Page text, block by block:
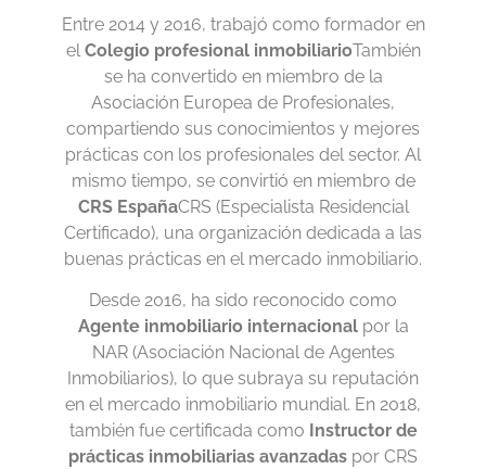
Entre 2014 y 2016, trabajó como formador en
elColegio profesional inmobiliarioTambién
se ha convertido en miembro de la
Asociación Europea de Profesionales,
compartiendo sus conocimientos y mejores
prácticas con los profesionales del sector. Al
mismo tiempo, se convirtió en miembro de
CRS EspañaCRS (Especialista Residencial
Certificado), una organización dedicada a las
buenas prácticas en el mercado inmobiliario.
Desde 2016, ha sido reconocido como
Agente inmobiliario internacionalpor la
NAR (Asociación Nacional de Agentes
Inmobiliarios), lo que subraya su reputación
en el mercado inmobiliario mundial. En 2018,
también fue certificada como Instructor de
prácticas inmobiliarias avanzadas por CRS